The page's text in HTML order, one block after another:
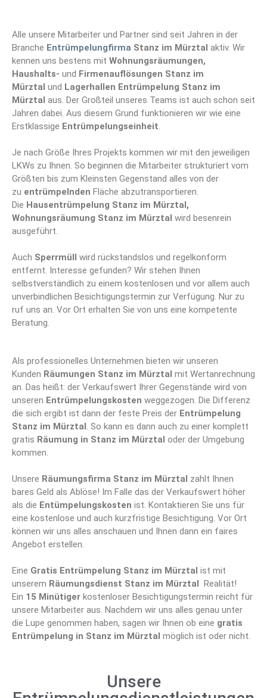
Alle unsere Mitarbeiter und Partner sind seit Jahren in der
Branche Entrümpelungfirma Stanz im Mürztal aktiv. Wir
kennen uns bestens mit Wohnungsräumungen,
Haushalts- und Firmenauflösungen Stanz im
Mürztal und Lagerhallen Entrümpelung Stanz im
Mürztal aus. Der Großteil unseres Teams ist auch schon seit
Jahren dabei. Aus diesem Grund funktionieren wir wie eine
Erstklassige Entrümpelungseinheit.
Je nach Größe Ihres Projekts kommen wir mit den jeweiligen
LKWs zu Ihnen. So beginnen die Mitarbeiter strukturiert vom
Größten bis zum Kleinsten Gegenstand alles von der
zu entrümpelnden Fläche abzutransportieren.
Die Hausentrümpelung Stanz im Mürztal,
Wohnungsräumung Stanz im Mürztal wird besenrein
ausgeführt.
Auch Sperrmüll wird rückstandslos und regelkonform
entfernt. Interesse gefunden? Wir stehen Ihnen
selbstverständlich zu einem kostenlosen und vor allem auch
unverbindlichen Besichtigungstermin zur Verfügung. Nur zu
ruf uns an. Vor Ort erhalten Sie von uns eine kompetente
Beratung.
Als professionelles Unternehmen bieten wir unseren
Kunden Räumungen Stanz im Mürztal mit Wertanrechnung
an. Das heißt: der Verkaufswert Ihrer Gegenstände wird von
unseren Entrümpelungskosten weggezogen. Die Differenz
die sich ergibt ist dann der feste Preis der Entrümpelung
Stanz im Mürztal. So kann es dann auch zu einer komplett
gratis Räumung in Stanz im Mürztal oder der Umgebung
kommen.
Unsere Räumungsfirma Stanz im Mürztal zahlt Ihnen
bares Geld als Ablöse! Im Falle das der Verkaufswert höher
als die Entümpelungskosten ist. Kontaktieren Sie uns für
eine kostenlose und auch kurzfristige Besichtigung. Vor Ort
können wir uns alles anschauen und Ihnen dann ein faires
Angebot erstellen.
Eine Gratis Entrümpelung Stanz im Mürztal ist mit
unserem Räumungsdienst Stanz im Mürztal Realität!
Ein 15 Minütiger kostenloser Besichtigungstermin reicht für
unsere Mitarbeiter aus. Nachdem wir uns alles genau unter
die Lupe genommen haben, sagen wir Ihnen ob eine gratis
Entrümpelung in Stanz im Mürztal möglich ist oder nicht.
Unsere